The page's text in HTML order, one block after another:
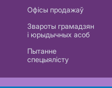
Офісы продажаў
Звароты грамадзян
і юрыдычных асоб
Пытанне
спецыялісту